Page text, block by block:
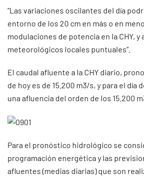
“Las variaciones oscilantes del día
entorno de los 20 cm en más o en
modulaciones de potencia en la CHY, y
meteorológicos locales puntuales”.
El caudal afluente a la CHY diario,
de hoy es de 15.200 m3/s, y para el día
una afluencia del orden de los 15.200
Para el pronóstico hidrológico se
programación energética y las
afluentes (medias diarias) que son